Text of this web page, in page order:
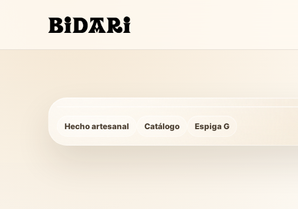
Hecho artesanal Catálogo Espiga G